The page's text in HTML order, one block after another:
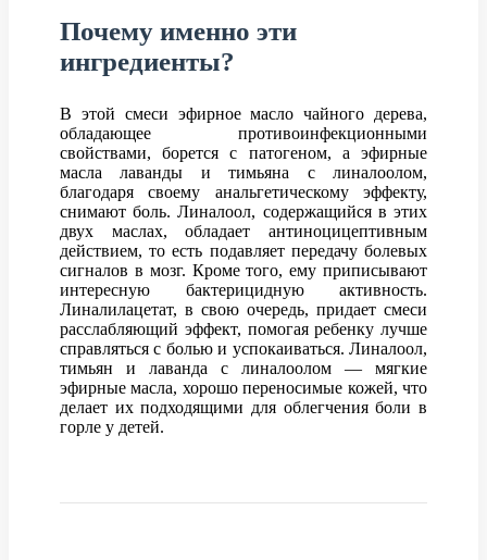
Почему именно эти
ингредиенты?
В этой смеси эфирное масло чайного дерева,
обладающее противоинфекционными
свойствами, борется с патогеном, а эфирные
масла лаванды и тимьяна с линалоолом,
благодаря своему анальгетическому эффекту,
снимают боль. Линалоол, содержащийся в этих
двух маслах, обладает антиноцицептивным
действием, то есть подавляет передачу болевых
сигналов в мозг. Кроме того, ему приписывают
интересную бактерицидную активность.
Линалилацетат, в свою очередь, придает смеси
расслабляющий эффект, помогая ребенку лучше
справляться с болью и успокаиваться. Линалоол,
тимьян и лаванда с линалоолом — мягкие
эфирные масла, хорошо переносимые кожей, что
делает их подходящими для облегчения боли в
горле у детей.